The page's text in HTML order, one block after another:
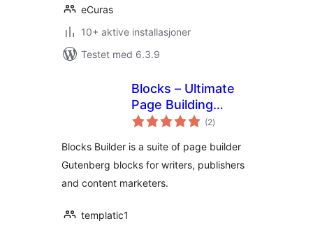
eCuras
10+ aktive installasjoner
Testet med 6.3.9
Blocks – Ultimate
Page Building
Blocks for
(2totale
vurderinger
)
Blocks Builder is a suite of page builder
Gutenberg blocks for writers, publishers
and content marketers.
templatic1